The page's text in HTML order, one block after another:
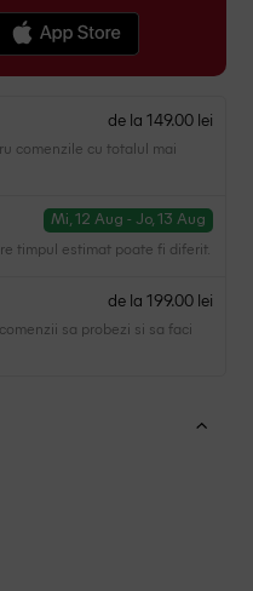
de la 149.00 lei
comenzile cu totalul mai
Mi, 12 Aug - Jo, 13 Aug
timpul estimat poate fi diferit.
de la 199.00 lei
sa probezi si sa faci